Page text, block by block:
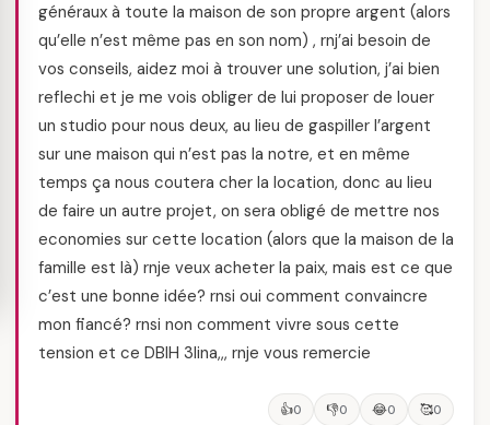
généraux à toute la maison de son propre argent (alors
qu’elle n’est même pas en son nom) , rnj’ai besoin de
vos conseils, aidez moi à trouver une solution, j’ai bien
reflechi et je me vois obliger de lui proposer de louer
un studio pour nous deux, au lieu de gaspiller l’argent
sur une maison qui n’est pas la notre, et en même
temps ça nous coutera cher la location, donc au lieu
de faire un autre projet, on sera obligé de mettre nos
economies sur cette location (alors que la maison de la
famille est là) rnje veux acheter la paix, mais est ce que
c’est une bonne idée? rnsi oui comment convaincre
mon fiancé? rnsi non comment vivre sous cette
tension et ce DBIH 3lina,,, rnje vous remercie
👍0 👎0 😂0 🥰0